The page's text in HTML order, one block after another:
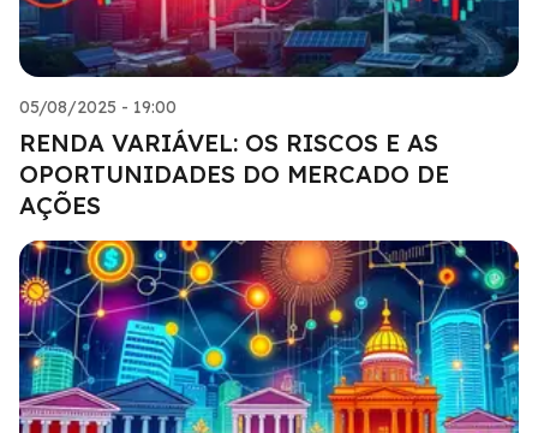
05/08/2025 - 19:00
RENDA VARIÁVEL: OS RISCOS E AS
OPORTUNIDADES DO MERCADO DE
AÇÕES